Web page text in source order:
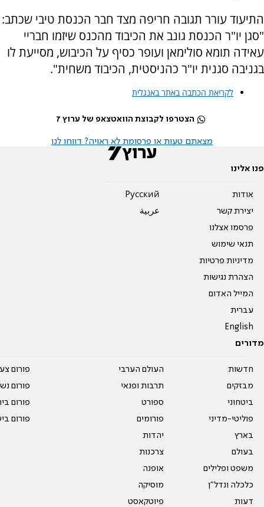
התיעוד עורר תגובה חריפה מצד חבר הכנסת טיבי שכתב:
"סגן יו"ר הכנסת גונב את הכיבוד מהכנס שיזמו חבריי
עאידה תומא סולימאן ועופר כסיף על הכיבוש, מסייעת לו
בגניבה סגנית יו"ר כהניסטית, הכיבוד משחית".
לקריאת הכתבה באתר באנגלית
הצטרפו לקבוצת הוואטצאפ של ערוץ 7
מצאתם טעות או פרסומת לא ראויה? דווחו לנו
פנו אלינו
אודות
יצירת קשר
פרסמו אצלנו
תנאי שימוש
מדיניות פרטיות
הצהרת נגישות
המייל האדום
עברית
English
Pусский
عربية
מדורים
חדשות
מבזקים
ביטחוני
פוליטי-מדיני
בארץ
בעולם
משפט ופלילים
כלכלה ונדל"ן
דעות
העולם הערבי
תרבות ופנאי
ספורט
פורומים
יהדות
צרכנות
אופנה
מוסיקה
פיוטקאסט
פורום
פורום
פורום
פורום